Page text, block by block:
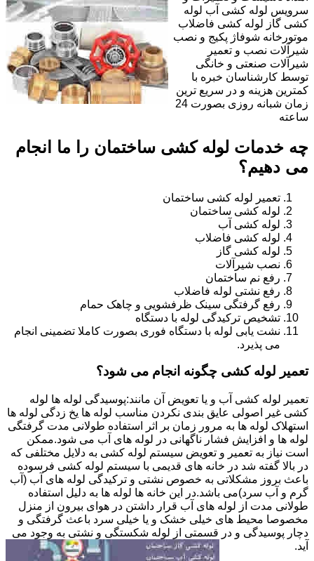
سرویس لوله کشی آب لوله
کشی گاز لوله کشی فاضلاب
موتورخانه شوفاژ پکیج و نصب
شیرآلات نصب و تعمیر
شیرآلات صنعتی و خانگی
توسط کارشناسان خبره با
کمترین هزینه و در سریع ترین
زمان شبانه روزی بصورت 24
ساعته
چه خدمات لوله کشی ساختمان را ما انجام
می دهیم؟
تعمیر لوله کشی ساختمان
لوله کشی ساختمان
لوله کشی آب
لوله کشی فاضلاب
لوله کشی گاز
نصب شیرآلات
رفع نم ساختمان
رفع نشتی لوله فاضلاب
رفع گرفتگی سینک ظرفشویی و چاهک حمام
تشخیص ترکیدگی لوله با دستگاه
نشت یابی لوله با دستگاه فوری بصورت کاملا تضمینی انجام
می پذیرد.
تعمیر لوله کشی چگونه انجام می شود؟
تعمیر لوله کشی آب و یا تعویض آن مانند:پوسیدگی لوله ها لوله
کشی غیر اصولی عایق بندی نکردن مناسب لوله ها یخ زدگی لوله ها
استهلاک لوله ها به مرور زمان بر اثر استفاده طولانی مدت گرفتگی
لوله ها و افزایش فشار ناگهانی در لوله های آب می شود.ممکن
است نیاز به تعمیر و تعویض سیستم لوله کشی به دلایل مختلفی که
در بالا گفته شد در خانه های قدیمی با سیستم لوله کشی فرسوده
باعث بروز مشکلاتی به خصوص نشتی و ترکیدگی لوله های آب (آب
گرم و آب سرد)می باشد.در این خانه ها لوله ها به دلیل استفاده
طولانی مدت از لوله های آب قرار داشتن در هوای بیرون از منزل
مخصوصا محیط های خیلی خشک و یا خیلی سرد باعث گرفتگی و
دچار پوسیدگی و در قسمتی از لوله شکستگی و نشتی به وجود می
آید.